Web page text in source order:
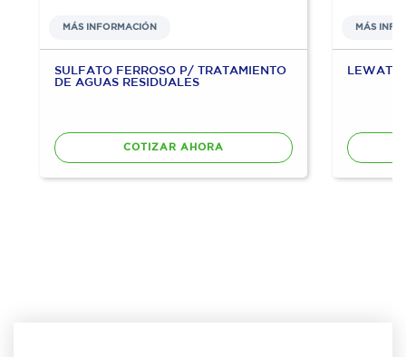
MÁS INFORMACIÓN
SULFATO FERROSO P/ TRATAMIENTO
DE AGUAS RESIDUALES
COTIZAR AHORA
MÁS